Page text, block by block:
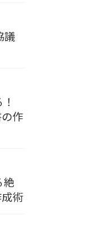
議
作
絶
術